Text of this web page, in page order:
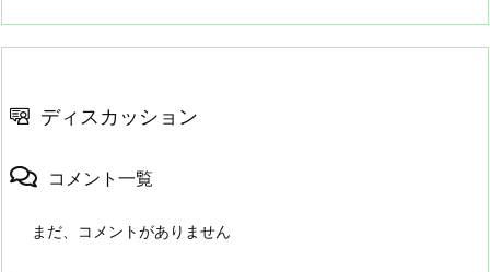
ディスカッション
コメント一覧
まだ、コメントがありません